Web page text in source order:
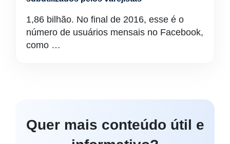
1,86 bilhão. No final de 2016, esse é o
número de usuários mensais no Facebook,
como …
Quer mais conteúdo útil e